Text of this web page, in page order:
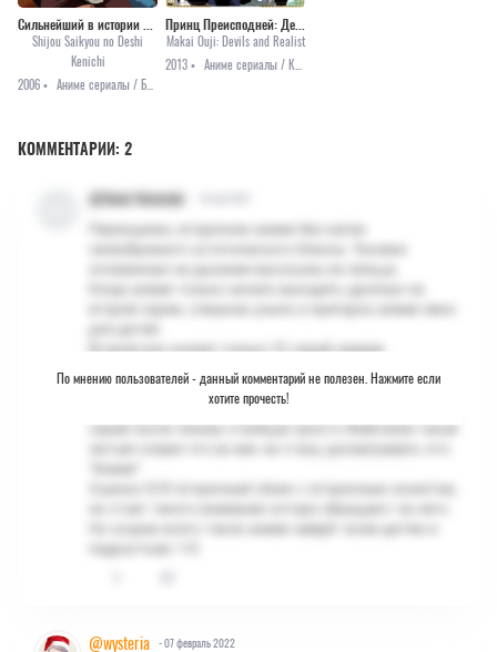
Shijou Saikyou no Deshi
Kenichi
2006 •
Аниме сериалы / Боевые искусства / Комедия / Повседневность / Сёнэн
Makai Ouji: Devils and Realist
2013 •
Аниме сериалы / Комедия / Мистика
КОММЕНТАРИИ: 2
@Dulat Matatabi
Второй раз осилил только 10 серий увидев
антагониста, без вкусный типичный антагонист без
чего либо нового ДЛЯ ТАКОГО ХАЙПА
Третий раз был последним дропнул на 22 второй
серий после показа сталбцов просто Фейспалм такой
подросткам +12
По мнению пользователей -данный комментарий не полезен. Нажмите если
хотите прочесть!
@wysteria - 07 февраль 2022